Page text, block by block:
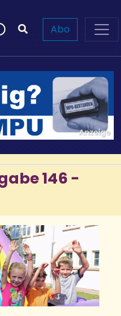
Abo
146 -